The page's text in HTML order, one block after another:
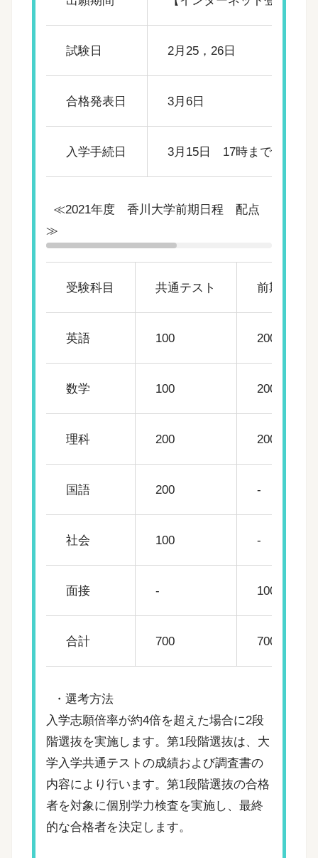
試験日 2月25，26日
合格発表日 3月6日
入学手続日 3月15日 17時まで(必着)
≪2021年度 香川大学前期日程 配点
≫
受験科目 共通テスト 前期個別
英語 100 200
数学 100 200
理科 200 200
国語 200 -
社会 100 -
面接 - 100
合計 700 700
・選考方法
入学志願倍率が約4倍を超えた場合に2段
階選抜を実施します。第1段階選抜は、大
学入学共通テストの成績および調査書の
内容により行います。第1段階選抜の合格
者を対象に個別学力検査を実施し、最終
的な合格者を決定します。